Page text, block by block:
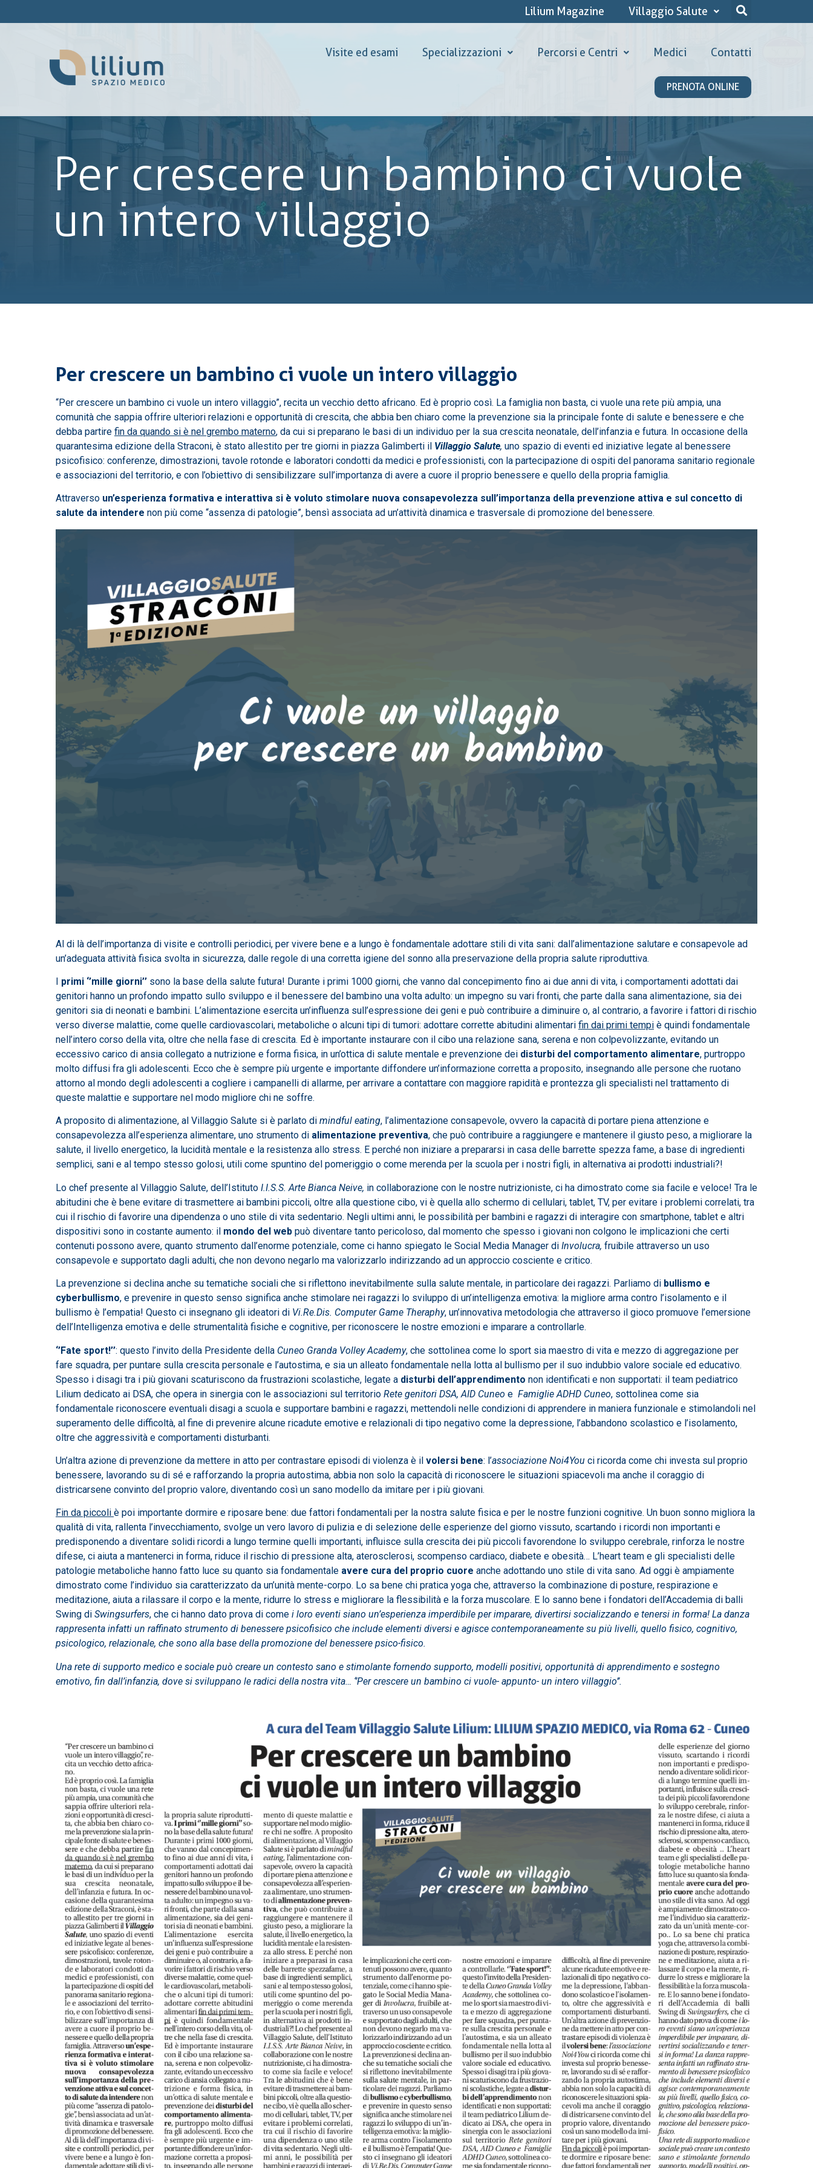
Lilium Magazine Villaggio Salute
Visite ed esami Specializzazioni Percorsi e Centri Medici Contatti
PRENOTA ONLINE
Per crescere un bambino ci vuole
un intero villaggio
Per crescere un bambino ci vuole un intero villaggio
“Per crescere un bambino ci vuole un intero villaggio”, recita un vecchio detto africano. Ed è proprio così. La famiglia non basta, ci vuole una rete più ampia, una
comunità che sappia offrire ulteriori relazioni e opportunità di crescita, che abbia ben chiaro come la prevenzione sia la principale fonte di salute e benessere e che
debba partire fin da quando si è nel grembo materno, da cui si preparano le basi di un individuo per la sua crescita neonatale, dell’infanzia e futura. In occasione della
quarantesima edizione della Straconi, è stato allestito per tre giorni in piazza Galimberti il Villaggio Salute, uno spazio di eventi ed iniziative legate al benessere
psicofisico: conferenze, dimostrazioni, tavole rotonde e laboratori condotti da medici e professionisti, con la partecipazione di ospiti del panorama sanitario regionale
e associazioni del territorio, e con l’obiettivo di sensibilizzare sull’importanza di avere a cuore il proprio benessere e quello della propria famiglia.
Attraverso un’esperienza formativa e interattiva si è voluto stimolare nuova consapevolezza sull’importanza della prevenzione attiva e sul concetto di
salute da intendere non più come “assenza di patologie”, bensì associata ad un’attività dinamica e trasversale di promozione del benessere.
Al di là dell’importanza di visite e controlli periodici, per vivere bene e a lungo è fondamentale adottare stili di vita sani: dall’alimentazione salutare e consapevole ad
un’adeguata attività fisica svolta in sicurezza, dalle regole di una corretta igiene del sonno alla preservazione della propria salute riproduttiva.
I primi ‘’mille giorni’’ sono la base della salute futura! Durante i primi 1000 giorni, che vanno dal concepimento fino ai due anni di vita, i comportamenti adottati dai
genitori hanno un profondo impatto sullo sviluppo e il benessere del bambino una volta adulto: un impegno su vari fronti, che parte dalla sana alimentazione, sia dei
genitori sia di neonati e bambini. L’alimentazione esercita un’influenza sull’espressione dei geni e può contribuire a diminuire o, al contrario, a favorire i fattori di rischio
verso diverse malattie, come quelle cardiovascolari, metaboliche o alcuni tipi di tumori: adottare corrette abitudini alimentari fin dai primi tempi è quindi fondamentale
nell’intero corso della vita, oltre che nella fase di crescita. Ed è importante instaurare con il cibo una relazione sana, serena e non colpevolizzante, evitando un
eccessivo carico di ansia collegato a nutrizione e forma fisica, in un’ottica di salute mentale e prevenzione dei disturbi del comportamento alimentare, purtroppo
molto diffusi fra gli adolescenti. Ecco che è sempre più urgente e importante diffondere un’informazione corretta a proposito, insegnando alle persone che ruotano
attorno al mondo degli adolescenti a cogliere i campanelli di allarme, per arrivare a contattare con maggiore rapidità e prontezza gli specialisti nel trattamento di
queste malattie e supportare nel modo migliore chi ne soffre.
A proposito di alimentazione, al Villaggio Salute si è parlato di mindful eating, l’alimentazione consapevole, ovvero la capacità di portare piena attenzione e
consapevolezza all’esperienza alimentare, uno strumento di alimentazione preventiva, che può contribuire a raggiungere e mantenere il giusto peso, a migliorare la
salute, il livello energetico, la lucidità mentale e la resistenza allo stress. E perché non iniziare a prepararsi in casa delle barrette spezza fame, a base di ingredienti
semplici, sani e al tempo stesso golosi, utili come spuntino del pomeriggio o come merenda per la scuola per i nostri figli, in alternativa ai prodotti industriali?!
Lo chef presente al Villaggio Salute, dell’Istituto I.I.S.S. Arte Bianca Neive, in collaborazione con le nostre nutrizioniste, ci ha dimostrato come sia facile e veloce! Tra le
abitudini che è bene evitare di trasmettere ai bambini piccoli, oltre alla questione cibo, vi è quella allo schermo di cellulari, tablet, TV, per evitare i problemi correlati, tra
cui il rischio di favorire una dipendenza o uno stile di vita sedentario. Negli ultimi anni, le possibilità per bambini e ragazzi di interagire con smartphone, tablet e altri
dispositivi sono in costante aumento: il mondo del web può diventare tanto pericoloso, dal momento che spesso i giovani non colgono le implicazioni che certi
contenuti possono avere, quanto strumento dall’enorme potenziale, come ci hanno spiegato le Social Media Manager di Involucra, fruibile attraverso un uso
consapevole e supportato dagli adulti, che non devono negarlo ma valorizzarlo indirizzando ad un approccio cosciente e critico.
La prevenzione si declina anche su tematiche sociali che si riflettono inevitabilmente sulla salute mentale, in particolare dei ragazzi. Parliamo di bullismo e
cyberbullismo, e prevenire in questo senso significa anche stimolare nei ragazzi lo sviluppo di un’intelligenza emotiva: la migliore arma contro l’isolamento e il
bullismo è l’empatia! Questo ci insegnano gli ideatori di Vi.Re.Dis. Computer Game Theraphy, un’innovativa metodologia che attraverso il gioco promuove l’emersione
dell’Intelligenza emotiva e delle strumentalità fisiche e cognitive, per riconoscere le nostre emozioni e imparare a controllarle.
‘’Fate sport!’’: questo l’invito della Presidente della Cuneo Granda VolleyAcademy, che sottolinea come lo sport sia maestro di vita e mezzo di aggregazione per
fare squadra, per puntare sulla crescita personale e l’autostima, e sia un alleato fondamentale nella lotta al bullismo per il suo indubbio valore sociale ed educativo.
Spesso i disagi tra i più giovani scaturiscono da frustrazioni scolastiche, legate a disturbi dell’apprendimento non identificati e non supportati: il team pediatrico
Lilium dedicato ai DSA, che opera in sinergia con le associazioni sul territorio Rete genitori DSA, AID Cuneo e Famiglie ADHD Cuneo, sottolinea come sia
fondamentale riconoscere eventuali disagi a scuola e supportare bambini e ragazzi, mettendoli nelle condizioni di apprendere in maniera funzionale e stimolandoli nel
superamento delle difficoltà, al fine di prevenire alcune ricadute emotive e relazionali di tipo negativo come la depressione, l’abbandono scolastico e l’isolamento,
oltre che aggressività e comportamenti disturbanti.
Un’altra azione di prevenzione da mettere in atto per contrastare episodi di violenza è il volersi bene: l’associazione Noi4You ci ricorda come chi investa sul proprio
benessere, lavorando su di sé e rafforzando la propria autostima, abbia non solo la capacità di riconoscere le situazioni spiacevoli ma anche il coraggio di
districarsene convinto del proprio valore, diventando così un sano modello da imitare per i più giovani.
Fin da piccoli è poi importante dormire e riposare bene: due fattori fondamentali per la nostra salute fisica e per le nostre funzioni cognitive. Un buon sonno migliora la
qualità di vita, rallenta l’invecchiamento, svolge un vero lavoro di pulizia e di selezione delle esperienze del giorno vissuto, scartando i ricordi non importanti e
predisponendo a diventare solidi ricordi a lungo termine quelli importanti, influisce sulla crescita dei più piccoli favorendone lo sviluppo cerebrale, rinforza le nostre
difese, ci aiuta a mantenerci in forma, riduce il rischio di pressione alta, aterosclerosi, scompenso cardiaco, diabete e obesità… L’heart team e gli specialisti delle
patologie metaboliche hanno fatto luce su quanto sia fondamentale avere cura del proprio cuore anche adottando uno stile di vita sano. Ad oggi è ampiamente
dimostrato come l’individuo sia caratterizzato da un’unità mente-corpo. Lo sa bene chi pratica yoga che, attraverso la combinazione di posture, respirazione e
meditazione, aiuta a rilassare il corpo e la mente, ridurre lo stress e migliorare la flessibilità e la forza muscolare. E lo sanno bene i fondatori dell’Accademia di balli
Swing di Swingsurfers, che ci hanno dato prova di come i loro eventi siano un’esperienza imperdibile per imparare, divertirsi socializzando e tenersi in forma! La danza
rappresenta infatti un raffinato strumento di benessere psicofisico che include elementi diversi e agisce contemporaneamente su più livelli, quello fisico, cognitivo,
psicologico, relazionale, che sono alla base della promozione del benessere psico-fisico.
Una rete di supporto medico e sociale può creare un contesto sano e stimolante fornendo supporto, modelli positivi, opportunità di apprendimento e sostegno
emotivo, fin dall’infanzia, dove si sviluppano le radici della nostra vita… ‘’Per crescere un bambino ci vuole- appunto- un intero villaggio’’.